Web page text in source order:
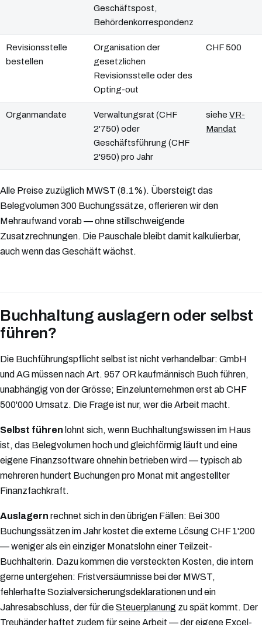
Geschäftspost,
Behördenkorrespondenz
Revisionsstelle
bestellen
Organisation der
gesetzlichen
Revisionsstelle oder des
Opting-out
CHF 500
Organmandate
Verwaltungsrat (CHF
2'750) oder
Geschäftsführung (CHF
2'950) pro Jahr
siehe VR-
Mandat
Alle Preise zuzüglich MWST (8.1%). Übersteigt das
Belegvolumen 300 Buchungssätze, offerieren wir den
Mehraufwand vorab — ohne stillschweigende
Zusatzrechnungen. Die Pauschale bleibt damit kalkulierbar,
auch wenn das Geschäft wächst.
Buchhaltung auslagern oder selbst
führen?
Die Buchführungspflicht selbst ist nicht verhandelbar: GmbH
und AG müssen nach Art. 957 OR kaufmännisch Buch führen,
unabhängig von der Grösse; Einzelunternehmen erst ab CHF
500'000 Umsatz. Die Frage ist nur, wer die Arbeit macht.
Selbst führen lohnt sich, wenn Buchhaltungswissen im Haus
ist, das Belegvolumen hoch und gleichförmig läuft und eine
eigene Finanzsoftware ohnehin betrieben wird — typisch ab
mehreren hundert Buchungen pro Monat mit angestellter
Finanzfachkraft.
Auslagern rechnet sich in den übrigen Fällen: Bei 300
Buchungssätzen im Jahr kostet die externe Lösung CHF 1'200
— weniger als ein einziger Monatslohn einer Teilzeit-
Buchhalterin. Dazu kommen die versteckten Kosten, die intern
gerne untergehen: Fristversäumnisse bei der MWST,
fehlerhafte Sozialversicherungsdeklarationen und ein
Jahresabschluss, der für dieSteuerplanung zu spät kommt. Der
Treuhänder haftet zudem für seine Arbeit — der eigene Excel-